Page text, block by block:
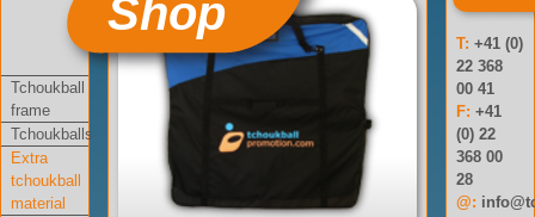
Shop
Tchoukball
frame
Tchoukballs
Extra
tchoukball
material
T:+41 (0)
22 368
00 41
F:+41
(0) 22
368 00
28
@: